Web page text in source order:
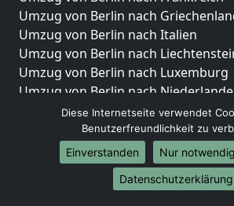
Umzug von Berlin nach
Umzug von Berlin nach Italien
Umzug von Berlin nach
Umzug von Berlin nach Luxemburg
Umzug von Berlin nach Niederlande
Umzug von Berlin nach Norwegen
Umzüge-Deutschlandweit
Umzug von Berlin nach Berlin
Umzug von Berlin nach Hamburg
Diese Internetseite verwendet
Benutzerfreundlichkeit zu
Einverstanden
Nur
Datenschutzerklärung